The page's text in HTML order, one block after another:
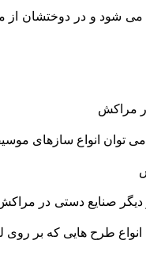
شود و در دوختشان از
توان انواع سازهای
صنایع دستی در مراکش
انواع طرح هایی که بر